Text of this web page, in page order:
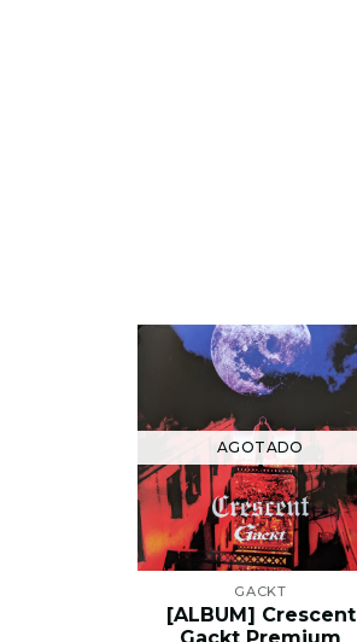
AGOTADO
GACKT
[ALBUM] Crescent